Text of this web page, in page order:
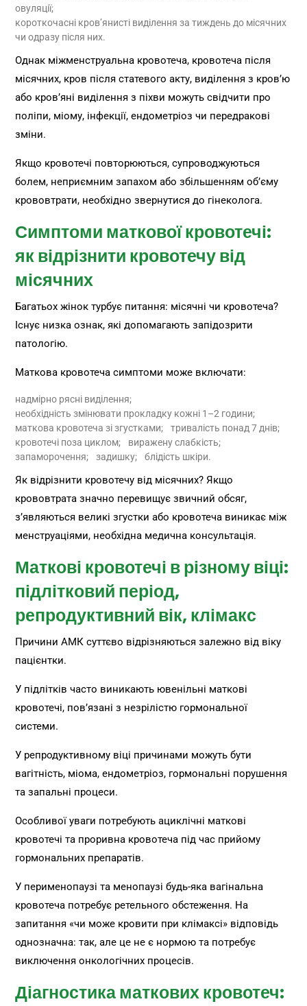
овуляції;
короткочасні кров’янисті виділення за тиждень до місячних
чи одразу після них.
Однак міжменструальна кровотеча, кровотеча після
місячних, кров після статевого акту, виділення з кров’ю
або кров’яні виділення з піхви можуть свідчити про
поліпи, міому, інфекції, ендометріоз чи передракові
зміни.
Якщо кровотечі повторюються, супроводжуються
болем, неприємним запахом або збільшенням об’єму
крововтрати, необхідно звернутися до гінеколога.
Симптоми маткової кровотечі:
як відрізнити кровотечу від
місячних
Багатьох жінок турбує питання: місячні чи кровотеча?
Існує низка ознак, які допомагають запідозрити
патологію.
Маткова кровотеча симптоми може включати:
надмірно рясні виділення;
необхідність змінювати прокладку кожні 1–2 години;
маткова кровотеча зі згустками;
тривалість понад 7 днів;
кровотечі поза циклом;
виражену слабкість;
запаморочення;
задишку; блідість шкіри.
Як відрізнити кровотечу від місячних? Якщо
крововтрата значно перевищує звичний обсяг,
з’являються великі згустки або кровотеча виникає між
менструаціями, необхідна медична консультація.
Маткові кровотечі в різному віці:
підлітковий період,
репродуктивний вік, клімакс
Причини АМК суттєво відрізняються залежно від віку
пацієнтки.
У підлітків часто виникають ювенільні маткові
кровотечі, пов’язані з незрілістю гормональної
системи.
У репродуктивному віці причинами можуть бути
вагітність, міома, ендометріоз, гормональні порушення
та запальні процеси.
Особливої уваги потребують ациклічні маткові
кровотечі та проривна кровотеча під час прийому
гормональних препаратів.
У перименопаузі та менопаузі будь-яка вагінальна
кровотеча потребує ретельного обстеження. На
запитання «чи може кровити при клімаксі» відповідь
однозначна: так, але це не є нормою та потребує
виключення онкологічних процесів.
Діагностика маткових кровотеч: